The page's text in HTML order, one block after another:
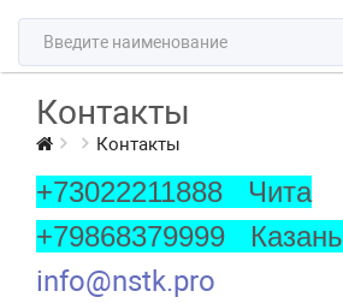
Контакты
Контакты
+73022211888 Чита
+79868379999 Казань
info@nstk.pro